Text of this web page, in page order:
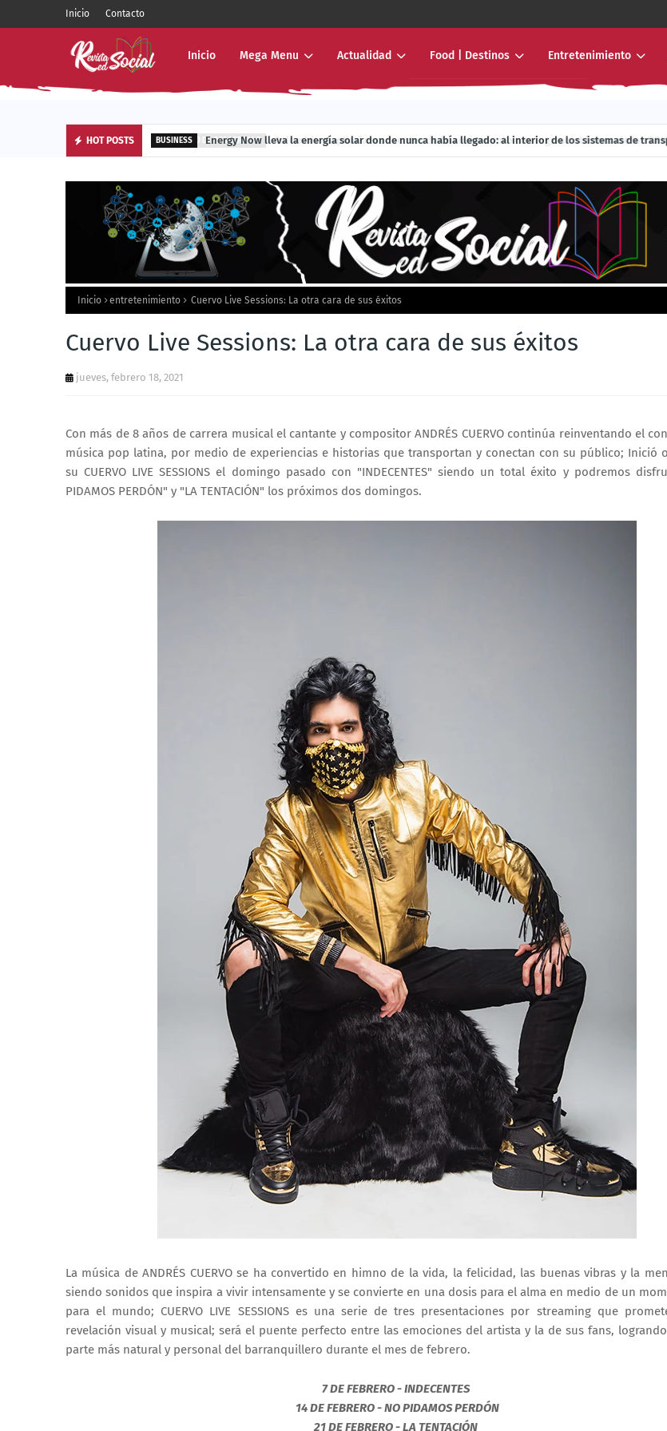
Inicio Contacto
Inicio Mega Menu Actualidad Food | Destinos Entretenimiento
HOT POSTS BUSINESS Energy Now lleva la energía solar donde nunca había llegado: al interior de los sistemas de
Inicio entretenimiento Cuervo Live Sessions: La otra cara de sus éxitos
Cuervo Live Sessions: La otra cara de sus éxitos
jueves, febrero 18, 2021
Con más de 8 años de carrera musical el cantante y compositor ANDRÉS CUERVO continúa reinventando el
música pop latina, por medio de experiencias e historias que transportan y conectan con su público; Inició
su CUERVO LIVE SESSIONS el domingo pasado con "INDECENTES" siendo un total éxito y podremos
PIDAMOS PERDÓN" y "LA TENTACIÓN" los próximos dos domingos.
La música de ANDRÉS CUERVO se ha convertido en himno de la vida, la felicidad, las buenas vibras y la
siendo sonidos que inspira a vivir intensamente y se convierte en una dosis para el alma en medio de un
para el mundo; CUERVO LIVE SESSIONS es una serie de tres presentaciones por streaming que
revelación visual y musical; será el puente perfecto entre las emociones del artista y la de sus fans,
parte más natural y personal del barranquillero durante el mes de febrero.
7 DE FEBRERO - INDECENTES
14 DE FEBRERO - NO PIDAMOS PERDÓN
21 DE FEBRERO - LA TENTACIÓN